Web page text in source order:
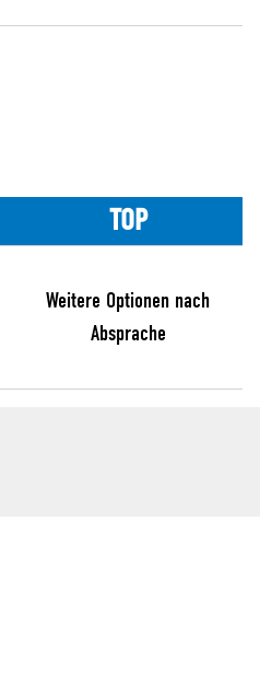
TOP
Weitere Optionen nach
Absprache